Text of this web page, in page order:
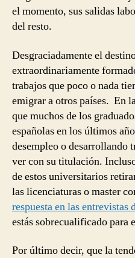
el momento, sus salidas
del resto.
Desgraciadamente el
extraordinariamente
trabajos que poco o nada
emigrar a otros países. En
que muchos de los
españolas en los últimos
desempleo o desarrollando
ver con su titulación.
de estos universitarios
las licenciaturas o master
respuesta en las entrevistas
estás sobrecualificado para
Por último decir, que la